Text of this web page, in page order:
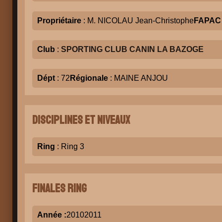
Propriétaire : M. NICOLAU Jean-ChristopheFAPAC
Club : SPORTING CLUB CANIN LA BAZOGE
Dépt : 72 Régionale : MAINE ANJOU
Disciplines et niveaux
Ring : Ring 3
Finales Ring
Année :20102011